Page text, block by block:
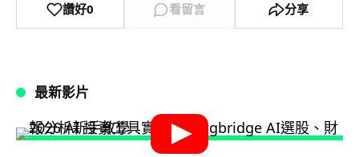
讚好0 看留言 分享
最新影片